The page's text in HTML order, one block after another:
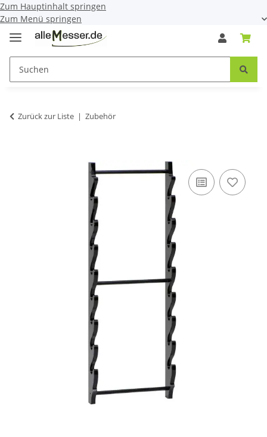
Zum Hauptinhalt springen
Zum Menü springen
Zurück zur Liste Zubehör